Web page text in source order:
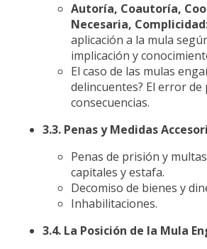
Autoría, Coautoría,
Necesaria,
aplicación a la mula
implicación y
El caso de las mulas
delincuentes? El error
consecuencias.
3.3. Penas y Medidas
Penas de prisión y
capitales y estafa.
Decomiso de bienes y
Inhabilitaciones.
3.4. La Posición de la Mula